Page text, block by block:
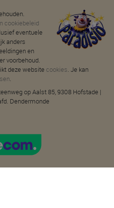
cookiebeleid
eventuele
anders
en
voorbehoud.
deze website cookies. Je kan
.
op Aalst 85, 9308 Hofstade |
Dendermonde